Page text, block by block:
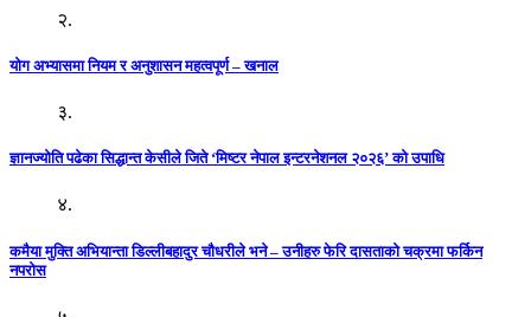
२.
योग अभ्यासमा नियम र अनुशासन महत्वपूर्ण – खनाल
३.
ज्ञानज्योति पढेका सिद्धान्त केसीले जिते ‘मिष्टर नेपाल इन्टरनेशनल २०२६’ को उपाधि
४.
कमैया मुक्ति अभियान्ता डिल्लीबहादुर चौधरीले भने – उनीहरु फेरि दासताको चक्रमा फर्किन
नपरोस